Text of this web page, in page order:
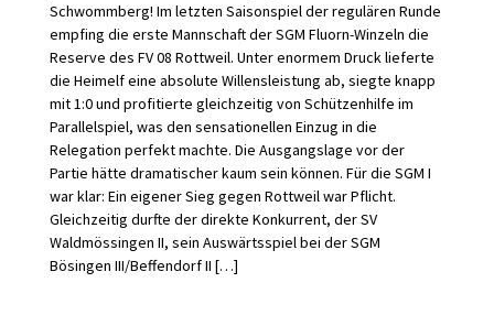
Schwommberg! Im letzten Saisonspiel der regulären Runde
empfing die erste Mannschaft der SGM Fluorn-Winzeln die
Reserve des FV 08 Rottweil. Unter enormem Druck lieferte
die Heimelf eine absolute Willensleistung ab, siegte knapp
mit 1:0 und profitierte gleichzeitig von Schützenhilfe im
Parallelspiel, was den sensationellen Einzug in die
Relegation perfekt machte. Die Ausgangslage vor der
Partie hätte dramatischer kaum sein können. Für die SGM I
war klar: Ein eigener Sieg gegen Rottweil war Pflicht.
Gleichzeitig durfte der direkte Konkurrent, der SV
Waldmössingen II, sein Auswärtsspiel bei der SGM
Bösingen III/Beffendorf II […]